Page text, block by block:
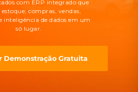
com ERP integrado que
compras, vendas,
inteligência de dados em um
só lugar.
Demonstração Gratuita